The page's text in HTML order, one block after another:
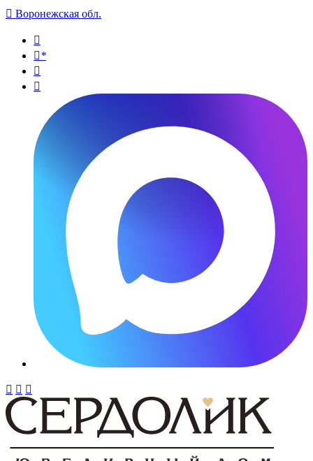
 Воронежская обл.

*


  